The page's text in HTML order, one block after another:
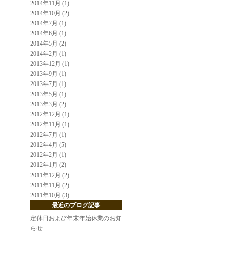
2014年11月 (1)
2014年10月 (2)
2014年7月 (1)
2014年6月 (1)
2014年5月 (2)
2014年2月 (1)
2013年12月 (1)
2013年9月 (1)
2013年7月 (1)
2013年5月 (1)
2013年3月 (2)
2012年12月 (1)
2012年11月 (1)
2012年7月 (1)
2012年4月 (5)
2012年2月 (1)
2012年1月 (2)
2011年12月 (2)
2011年11月 (2)
2011年10月 (3)
最近のブログ記事
定休日および年末年始休業のお知
らせ